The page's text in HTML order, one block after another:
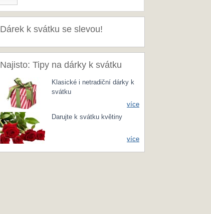
Dárek k svátku se slevou!
Najisto: Tipy na dárky k svátku
Klasické i netradiční dárky k
svátku
více
Darujte k svátku květiny
více